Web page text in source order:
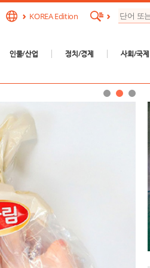
KOREA Edition
인물/산업 정치/경제 사회/국제